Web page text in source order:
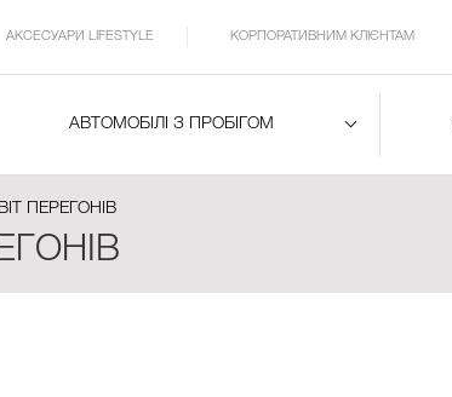
АКСЕСУАРИ LIFESTYLE КОРПОРАТИВНИМ КЛІЄНТАМ
АВТОМОБІЛІ З ПРОБІГОМ
ПЕРЕГОНІВ